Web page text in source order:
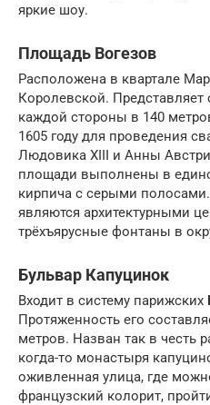
яркие шоу.
Площадь Вогезов
Расположена в квартале
Королевской. Представляет
каждой стороны в 140
1605 году для проведения
Людовика XIII и Анны
площади выполнены в
кирпича с серыми
являются архитектурными
трёхъярусные фонтаны в
Бульвар Капуцинок
Входит в систему
Протяженность его
метров. Назван так в честь
когда-то монастыря
оживленная улица, где
французский колорит,